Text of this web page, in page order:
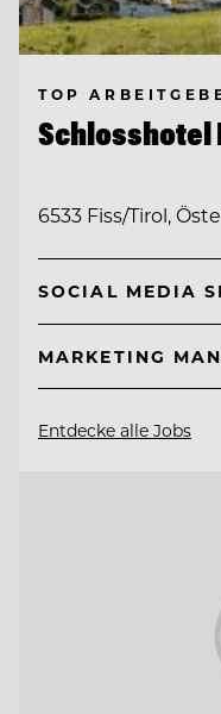
TOP
Schlosshotel
6533 Fiss/Tirol,
SOCIAL MEDIA
MARKETING
Entdecke alle Jobs